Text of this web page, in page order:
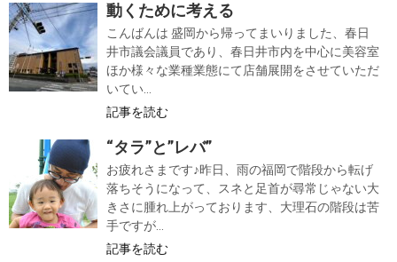
動くために考える
こんばんは 盛岡から帰ってまいりました、春日
井市議会議員であり、春日井市内を中心に美容室
ほか様々な業種業態にて店舗展開をさせていただ
いてい...
記事を読む
“タラ”と”レバ”
お疲れさまです♪昨日、雨の福岡で階段から転げ
落ちそうになって、スネと足首が尋常じゃない大
きさに腫れ上がっております、大理石の階段は苦
手ですが...
記事を読む